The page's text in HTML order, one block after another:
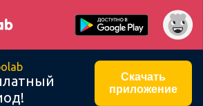
Скачать
приложение